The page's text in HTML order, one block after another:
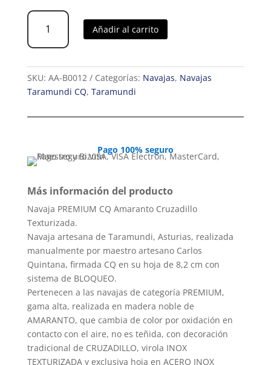
Navaja
PREMIUM
CQ
Cruzadillo
Texturizada
Añadir al carrito
SKU: AA-B0012 Categorías: Navajas, Navajas
Taramundi CQ, Taramundi
Pago 100% seguro
Más información del producto
Navaja PREMIUM CQ Amaranto Cruzadillo
Texturizada.
Navaja artesana de Taramundi, Asturias, realizada
manualmente por maestro artesano Carlos
Quintana, firmada CQ en su hoja de 8,2 cm con
sistema de BLOQUEO.
Pertenecen a las navajas de categoría PREMIUM,
gama alta, realizada en madera noble de
AMARANTO, que cambia de color por oxidación en
contacto con el aire, no es teñida, con decoración
tradicional de CRUZADILLO, virola INOX
TEXTURIZADA y exclusiva hoja en ACERO INOX